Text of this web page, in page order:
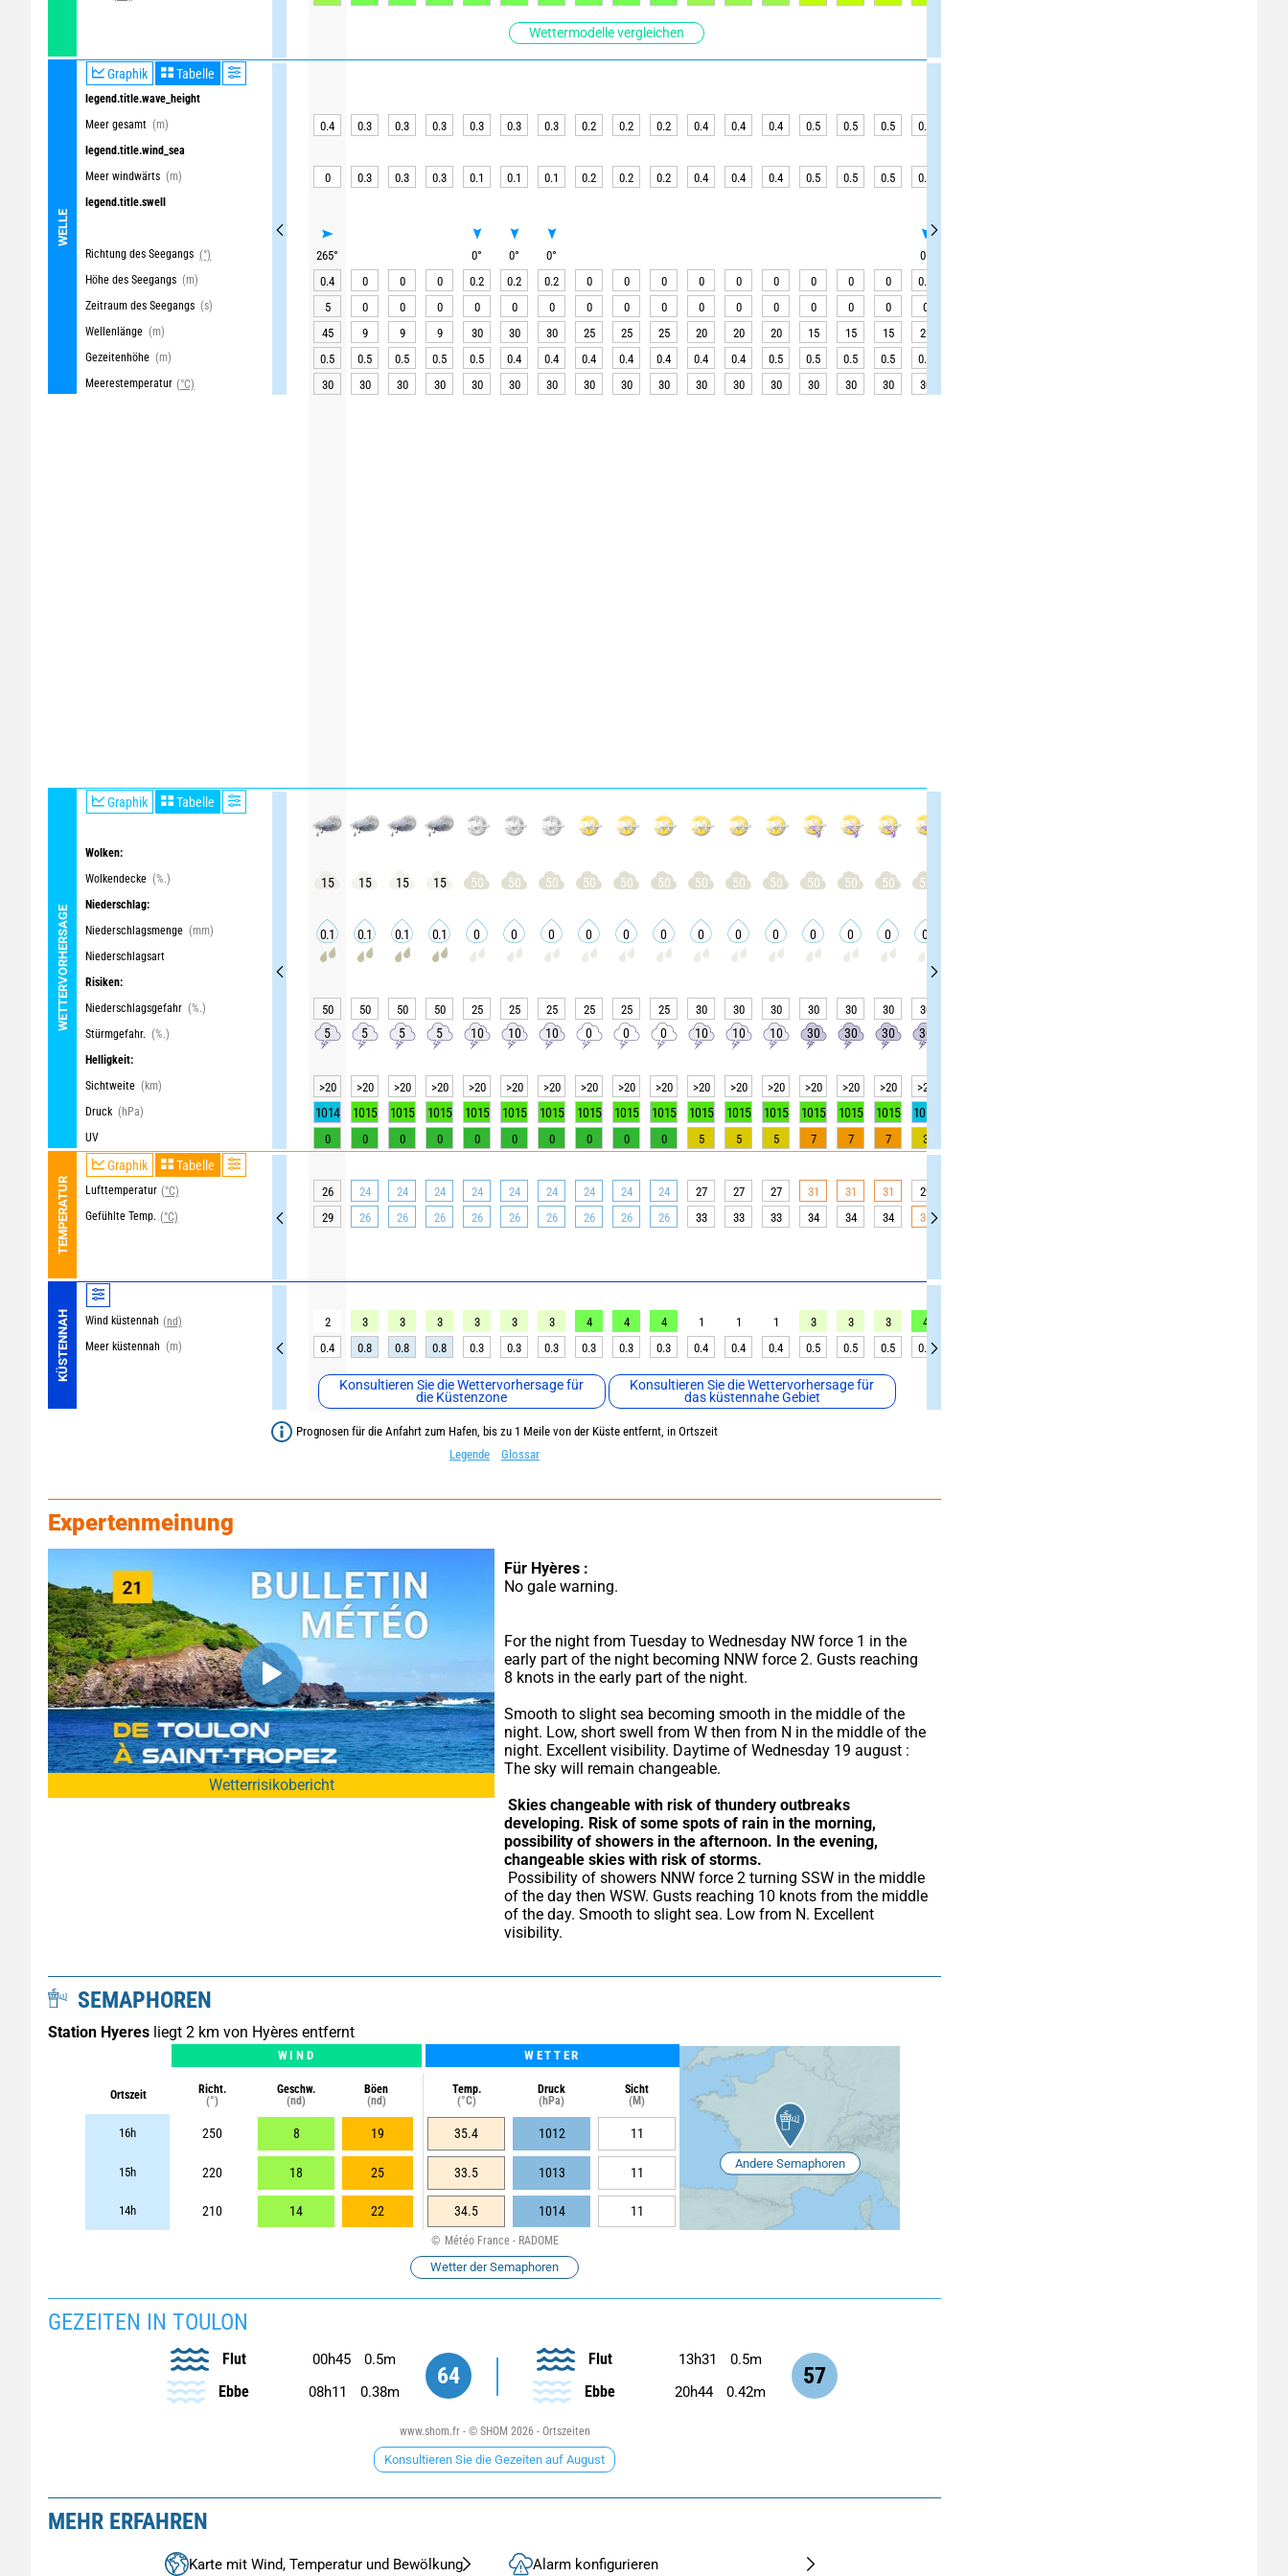
Wettermodelle vergleichen
WELLE
Graphik Tabelle
legend.title.wave_height
Meer gesamt (m)
legend.title.wind_sea
Meer windwärts (m)
legend.title.swell
Richtung des Seegangs (°)
Höhe des Seegangs (m)
Zeitraum des Seegangs (s)
Wellenlänge (m)
Gezeitenhöhe (m)
Meerestemperatur (°C)
WETTERVORHERSAGE
Graphik Tabelle
Wolken:
Wolkendecke (%.)
Niederschlag:
Niederschlagsmenge (mm)
Niederschlagsart
Risiken:
Niederschlagsgefahr (%.)
Stürmgefahr. (%.)
Helligkeit:
Sichtweite (km)
Druck (hPa)
UV
TEMPERATUR
Graphik Tabelle
Lufttemperatur (°C)
Gefühlte Temp. (°C)
KÜSTENNAH Wind küstennah (nd)
Meer küstennah (m)
Konsultieren Sie die Wettervorhersage für
die Küstenzone
Konsultieren Sie die Wettervorhersage für
das küstennahe Gebiet
0.4 0.3 0.3 0.3 0.3 0.3 0.3 0.2 0.2 0.2 0.4 0.4 0.4 0.5 0.5 0.5 0.5
0 0.3 0.3 0.3 0.1 0.1 0.1 0.2 0.2 0.2 0.4 0.4 0.4 0.5 0.5 0.5 0.4
265° 0° 0° 0° 0°
0.4
0 0 0 0.2 0.2 0.2 0 0 0 0 0 0 0 0 0 0.1
5
0 0 0 0 0 0 0 0 0 0 0 0 0 0 0 0
45
9 9 9 30 30 30 25 25 25 20 20 20 15 15 15 25
0.5
0.5 0.5 0.5 0.5 0.4 0.4 0.4 0.4 0.4 0.4 0.4 0.5 0.5 0.5 0.5 0.5
30
30 30 30 30 30 30 30 30 30 30 30 30 30 30 30 30
15 15 15 15 50 50 50 50 50 50 50 50 50 50 50 50 50
0.1 0.1 0.1 0.1 0 0 0 0 0 0 0 0 0 0 0 0 0
50 50 50 50 25 25 25 25 25 25 30 30 30 30 30 30 30
5 5 5 5 10 10 10 0 0 0 10 10 10 30 30 30 30
>20 >20 >20 >20 >20 >20 >20 >20 >20 >20 >20 >20 >20 >20 >20 >20 >20
1014 1015 1015 1015 1015 1015 1015 1015 1015 1015 1015 1015 1015 1015 1015 1015 1014
0 0 0 0 0 0 0 0 0 0 5 5 5 7 7 7 3
26 24 24 24 24 24 24 24 24 24 27 27 27 31 31 31 29
29
26 26 26 26 26 26 26 26 26 33 33 33 34 34 34 36
2 3 3 3 3 3 3 4 4 4 1 1 1 3 3 3 4
0.4
0.8 0.8 0.8 0.3 0.3 0.3 0.3 0.3 0.3 0.4 0.4 0.4 0.5 0.5 0.5 0.5
Prognosen für die Anfahrt zum Hafen, bis zu 1 Meile von der Küste entfernt, in Ortszeit
Legende
Glossar
Expertenmeinung
Wetterrisikobericht
Für Hyères :
No gale warning.
For the night from Tuesday to Wednesday NW force 1 in the
early part of the night becoming NNW force 2. Gusts reaching
8 knots in the early part of the night.
Smooth to slight sea becoming smooth in the middle of the
night. Low, short swell from W then from N in the middle of the
night. Excellent visibility. Daytime of Wednesday 19 august :
The sky will remain changeable.
Skies changeable with risk of thundery outbreaks
developing. Risk of some spots of rain in the morning,
possibility of showers in the afternoon. In the evening,
changeable skies with risk of storms.
of the day then WSW. Gusts reaching 10 knots from the middle
of the day. Smooth to slight sea. Low from N. Excellent
visibility.
SEMAPHOREN
Station Hyeres liegt 2 km von Hyères entfernt
WIND WETTER
Ortszeit
Richt.
(°)
Geschw.
(nd)
Böen
(nd)
Temp.
(°C)
Druck
(hPa)
Sicht
(M)
16h 250 8 19 35.4 1012 11
15h 220 18 25 33.5 1013 11
14h 210 14 22 34.5 1014 11
Andere Semaphoren
Météo France - RADOME
Wetter der Semaphoren
GEZEITEN IN TOULON
64
Flut 00h45 0.5m
Ebbe 08h11 0.38m
57
Flut 13h31 0.5m
Ebbe 20h44 0.42m
www.shom.fr - © SHOM 2026 - Ortszeiten
Konsultieren Sie die Gezeiten auf August
MEHR ERFAHREN
Karte mit Wind, Temperatur und Bewölkung Alarm konfigurieren